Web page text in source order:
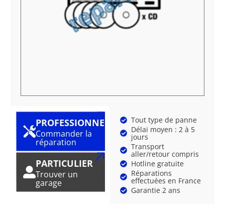
PROFESSIONNEL
Commander la
réparation
PARTICULIER
Trouver un
garage
Tout type de panne
Délai moyen : 2 à 5
jours
Transport
aller/retour compris
Hotline gratuite
Réparations
effectuées en France
Garantie 2 ans